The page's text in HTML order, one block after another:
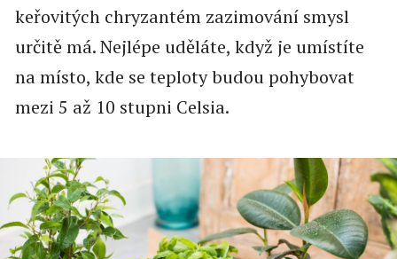
keřovitých chryzantém zazimování smysl
určitě má. Nejlépe uděláte, když je umístíte
na místo, kde se teploty budou pohybovat
mezi 5 až 10 stupni Celsia.